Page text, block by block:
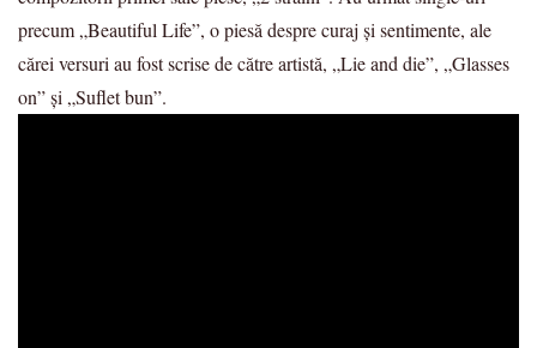
precum „Beautiful Life”, o piesă despre curaj și sentimente, ale
cărei versuri au fost scrise de către artistă, „Lie and die”, „Glasses
on” și „Suflet bun”.